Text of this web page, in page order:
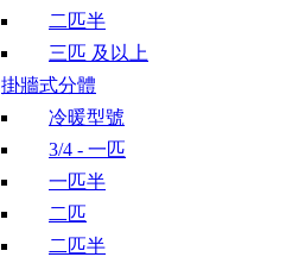
二匹半
三匹 及以上
掛牆式分體
冷暖型號
3/4 - 一匹
一匹半
二匹
二匹半